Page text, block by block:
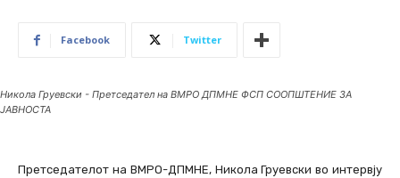
Facebook Twitter
Никола Груевски - Претседател на ВМРО ДПМНЕ ФСП СООПШТЕНИЕ ЗА
ЈАВНОСТА
Претседателот на ВМРО-ДПМНЕ, Никола Груевски во интервју